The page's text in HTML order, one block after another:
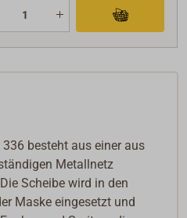
besteht aus einer aus
Metallnetz
Scheibe wird in den
Maske eingesetzt und